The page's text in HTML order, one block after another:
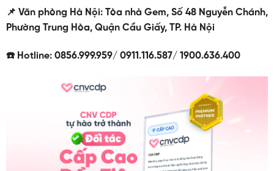
📌 Văn phòng Hà Nội: Tòa nhà Gem, Số 48 Nguyễn Chánh,
Phường Trung Hòa, Quận Cầu Giấy, TP. Hà Nội
☎️ Hotline: 0856.999.959/ 0911.116.587/ 1900.636.400